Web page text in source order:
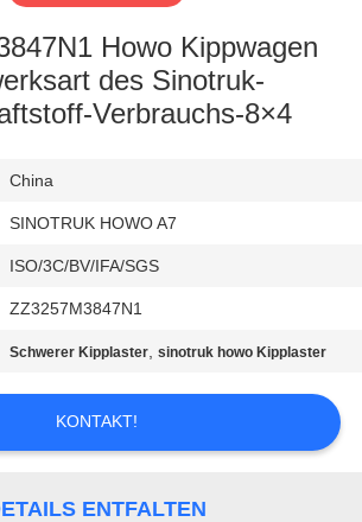
Howo Kippwagen
des Sinotruk-
Verbrauchs-8×4
China
SINOTRUK HOWO A7
ISO/3C/BV/IFA/SGS
ZZ3257M3847N1
Schwerer Kipplaster,sinotruk howo Kipplaster
KONTAKT!
ENTFALTEN